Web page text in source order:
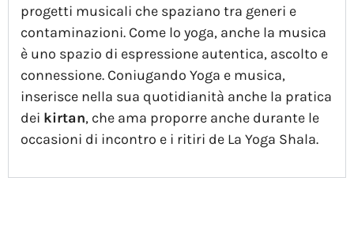
progetti musicali che spaziano tra generi e
contaminazioni. Come lo yoga, anche la musica
è uno spazio di espressione autentica, ascolto e
connessione. Coniugando Yoga e musica,
inserisce nella sua quotidianità anche la pratica
dei kirtan, che ama proporre anche durante le
occasioni di incontro e i ritiri de La Yoga Shala.